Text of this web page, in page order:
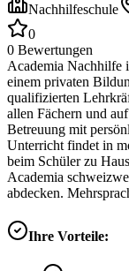
Nachhilfeschule
0
0 Bewertungen
Academia Nachhilfe
einem privaten
qualifizierten
allen Fächern und
Betreuung mit
Unterricht findet in
beim Schüler zu
Academia
abdecken.
Ihre Vorteile: